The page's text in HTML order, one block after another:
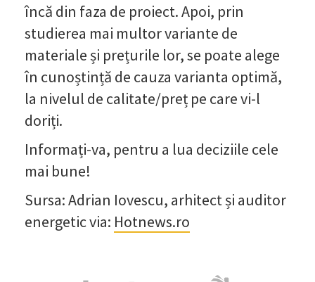
încă din faza de proiect. Apoi, prin
studierea mai multor variante de
materiale și prețurile lor, se poate alege
în cunoștință de cauza varianta optimă,
la nivelul de calitate/preț pe care vi-l
doriți.
Informați-va, pentru a lua deciziile cele
mai bune!
Sursa: Adrian Iovescu, arhitect și auditor
energetic via: Hotnews.ro